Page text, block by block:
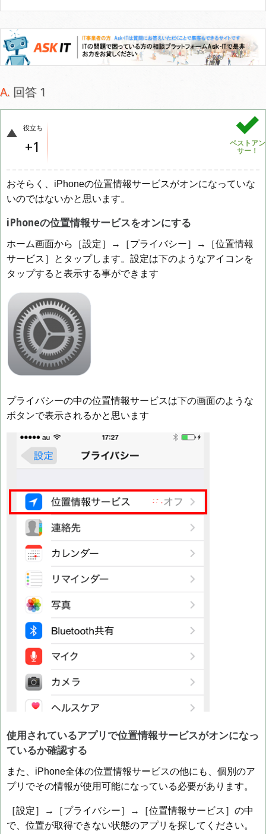
回答 1
役立ち
+1
ベストアン
サー！
おそらく、iPhoneの位置情報サービスがオンになっていな
いのではないかと思います。
iPhoneの位置情報サービスをオンにする
ホーム画面から［設定］→［プライバシー］→［位置情報
サービス］とタップします。設定は下のようなアイコンを
タップすると表示する事ができます
プライバシーの中の位置情報サービスは下の画面のような
ボタンで表示されるかと思います
使用されているアプリで位置情報サービスがオンになっ
ているか確認する
また、iPhone全体の位置情報サービスの他にも、個別のア
プリでその情報が使用可能になっている必要があります。
［設定］→［プライバシー］→［位置情報サービス］の中
で、位置が取得できない状態のアプリを探してください。